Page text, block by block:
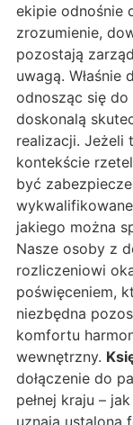
ekipie odnośnie
zrozumienie,
pozostają
uwagą.
odnosząc się
doskonalą
realizacji. Jeżeli
kontekście
być
jakiego można
Nasze osoby z
rozliczeniowi
poświęceniem,
niezbędna
komfortu
wewnętrzny.
dołączenie do
pełnej kraju –